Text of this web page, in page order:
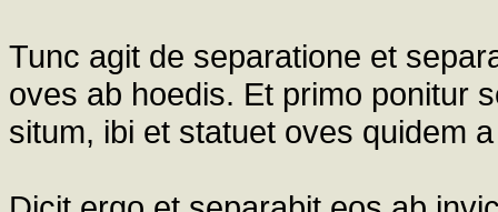
Tunc agit de separatione et
oves ab hoedis. Et primo ponitur
situm, ibi et statuet oves quidem